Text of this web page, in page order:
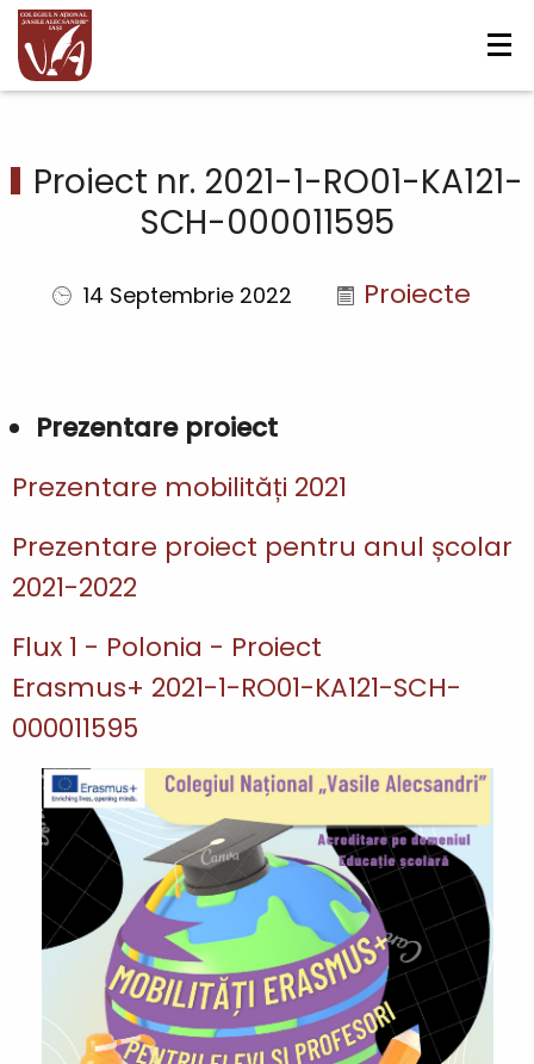
Mergi la conţinutul principal
Navigare
principală
Proiect nr. 2021-1-RO01-KA121-
SCH-000011595
14 Septembrie 2022 Proiecte
Prezentare proiect
Prezentare mobilități 2021
Prezentare proiect pentru anul școlar
2021-2022
Flux 1 - Polonia - Proiect
Erasmus+ 2021-1-RO01-KA121-SCH-
000011595